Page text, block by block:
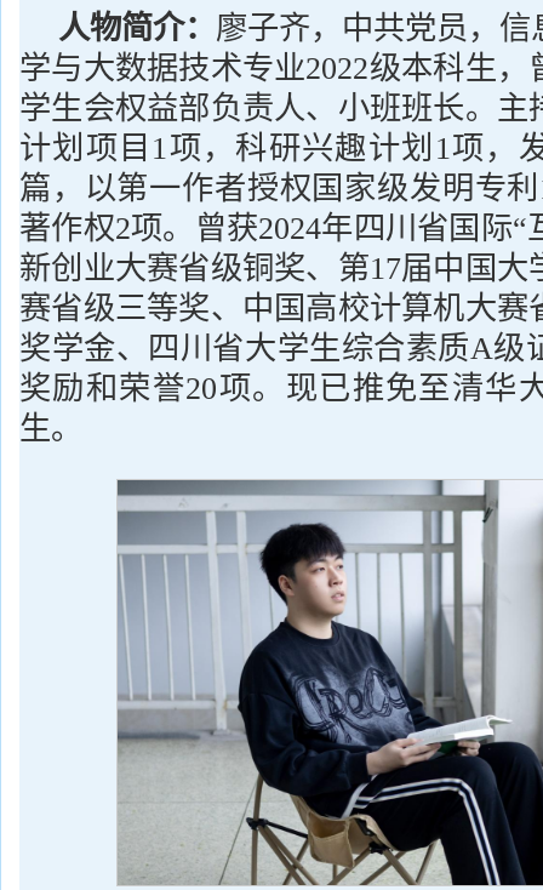
人物简介： 廖子齐，中共党员，
学与大数据技术专业2022级本科生
学生会权益部负责人、小班班长。主
计划项目1项，科研兴趣计划1项，
篇，以第一作者授权国家级发明专
著作权2项。曾获2024年四川省国际“
新创业大赛省级铜奖、第17届中国大
赛省级三等奖、中国高校计算机大赛
奖学金、四川省大学生综合素质A级
奖励和荣誉20项。现已推免至清华
生。